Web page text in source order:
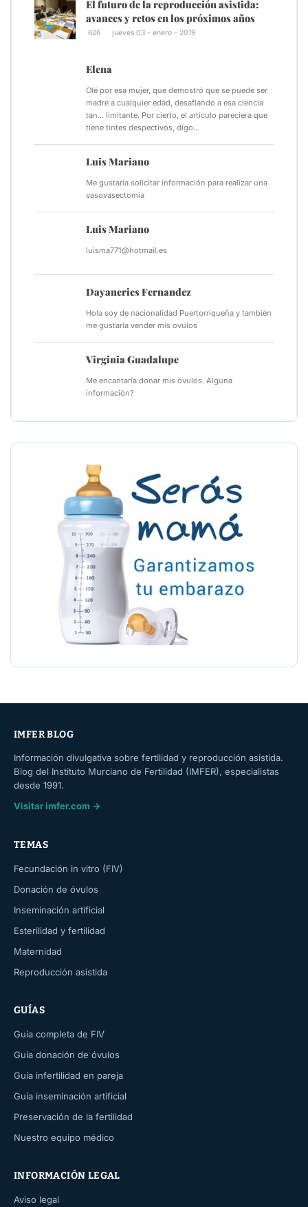
El futuro de la reproducción asistida:
avances y retos en los próximos años
626 jueves 03 - enero - 2019
Elena
Olé por esa mujer, que demostró que se puede ser
madre a cualquier edad, desafiando a esa ciencia
tan... limitante. Por cierto, el artículo pareciera que
tiene tintes despectivos, digo…
Luis Mariano
Me gustaría solicitar información para realizar una
vasovasectomia
Luis Mariano
luisma771@hotmail.es
Dayaneries Fernandez
Hola soy de nacionalidad Puertorriqueña y también
me gustaría vender mis ovulos
Virginia Guadalupe
Me encantaría donar mis óvulos. Alguna
información?
IMFER BLOG
Información divulgativa sobre fertilidad y reproducción asistida.
Blog del Instituto Murciano de Fertilidad (IMFER), especialistas
desde 1991.
Visitar imfer.com →
TEMAS
Fecundación in vitro (FIV)
Donación de óvulos
Inseminación artificial
Esterilidad y fertilidad
Maternidad
Reproducción asistida
GUÍAS
Guía completa de FIV
Guía donación de óvulos
Guía infertilidad en pareja
Guía inseminación artificial
Preservación de la fertilidad
Nuestro equipo médico
INFORMACIÓN LEGAL
Aviso legal